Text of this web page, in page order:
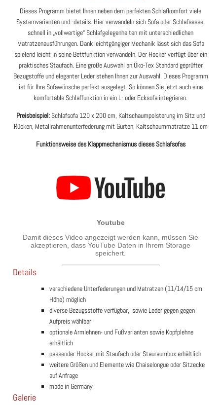
Dieses Programm bietet Ihnen neben dem perfekten Schlafkomfort viele
Systemvarianten und -details. Hier verwandeln sich Sofa oder Schlafsessel
schnell in „vollwertige“ Schlafgelegenheiten mit unterschiedlichen
Matratzenausführungen. Dank leichtgängiger Mechanik lässt sich das Sofa
spielend leicht in seine Bettfunktion verwandeln. Der Hocker verfügt über ein
praktisches Staufach. Eine große Auswahl an Öko-Tex Standard geprüfter
Bezugstoffe und eleganter Leder stehen Ihnen zur Auswahl. Dieses Programm
ist für Ihre Sofawünsche perfekt ausgelegt. So können Sie jetzt auch eine
komfortable Schlaffunktion in ein L- oder Ecksofa integrieren.
Preisbeispiel: Schlafsofa 120 x 200 cm, Kaltschaumpolsterung im Sitz und
Rücken, Metallrahmenunterfederung mit Gurten, Kaltschaummatratze 11 cm
Funktionsweise des Klappmechanismus dieses Schlafsofas
Details
verschiedene Unterfederungen und Matratzen (11/14/15 cm
Höhe) möglich
diverse Bezugsstoffe verfügbar, sowie Leder gegen gegen
Aufpreis wählbar
optionale Armlehnen- und Fußvarianten sowie Kopfplehne
erhältlich
passender Hocker mit Staufach oder Stauraumbox erhältlich
weitere Größen und Elemente wie Chaiselongue oder Sitzecke
auf Anfrage
made in Germany
Galerie